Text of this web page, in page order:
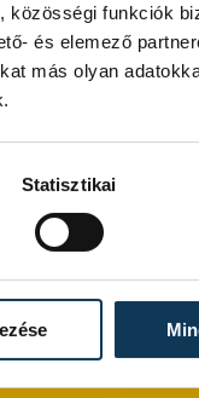
közösségi funkciók
és elemező
más olyan
Statisztikai